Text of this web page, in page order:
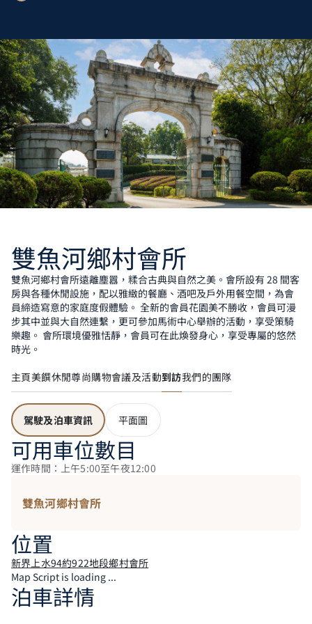
雙魚河鄉村會所
雙魚河鄉村會所遠離塵囂，糅合古典與自然之美。會所設有 28 間客
房與各種休閒設施，配以雅緻的餐廳、酒吧及戶外用餐空間，為會
員締造寫意的家庭度假體驗。 全新的會員花園美不勝收，會員可漫
步其中並與大自然連繫，更可參加馬術中心舉辦的活動，享受策騎
樂趣。 會所環境優雅恬靜，會員可在此煥發身心，享受專屬的悠然
時光。
主頁美饌休閒尊尚購物會議及活動到訪我們的團隊
駕駛及泊車資訊 平面圖
可用車位數目
運作時間：上午5:00至午夜12:00
雙魚河鄉村會所
位置
新界上水94約922地段鄉村會所
Map Script is loading ...
泊車詳情